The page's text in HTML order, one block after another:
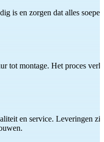
is en zorgen dat alles
tot montage. Het proces
en service. Leveringen